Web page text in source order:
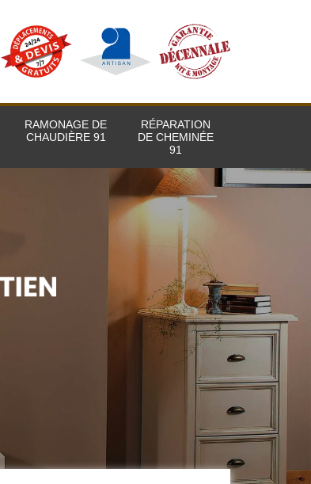
RAMONAGE DE
CHAUDIÈRE 91
RÉPARATION
DE CHEMINÉE
91